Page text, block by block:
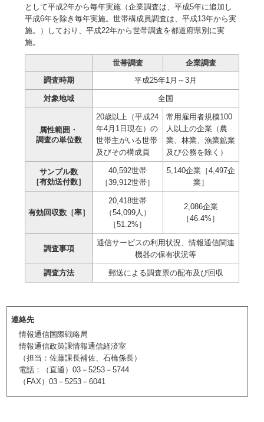
として平成2年から毎年実施（企業調査は、平成5年に追加し
平成6年を除き毎年実施。世帯構成員調査は、平成13年から実
施。）しており、平成22年から世帯調査を都道府県別に実
施。
世帯調査
企業調査
調査時期
平成25年1月～3月
対象地域 全国
属性範囲・
調査の単位数
20歳以上（平成24
年4月1日現在）の
世帯主がいる世帯
及びその構成員
常用雇用者規模100
人以上の企業（農
業、林業、漁業鉱業
及び公務を除く）
サンプル数
［有効送付数］
40,592世帯
［39,912世帯］
5,140企業［4,497企
業］
有効回収数［率］
20,418世帯
（54,099人）
［51.2%］
2,086企業
［46.4%］
調査事項
通信サービスの利用状況、情報通信関連
機器の保有状況等
調査方法 郵送による調査票の配布及び回収
連絡先
情報通信国際戦略局
情報通信政策課情報通信経済室
（担当：佐藤課長補佐、石橋係長）
電話：（直通）03－5253－5744
（FAX）03－5253－6041